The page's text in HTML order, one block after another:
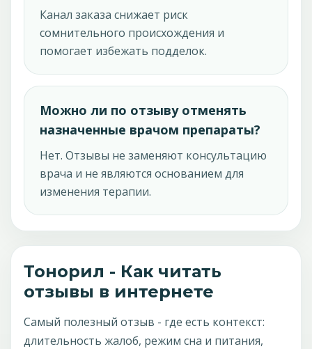
Канал заказа снижает риск
сомнительного происхождения и
помогает избежать подделок.
Можно ли по отзыву отменять
назначенные врачом препараты?
Нет. Отзывы не заменяют консультацию
врача и не являются основанием для
изменения терапии.
Тонорил - Как читать
отзывы в интернете
Самый полезный отзыв - где есть контекст:
длительность жалоб, режим сна и питания,